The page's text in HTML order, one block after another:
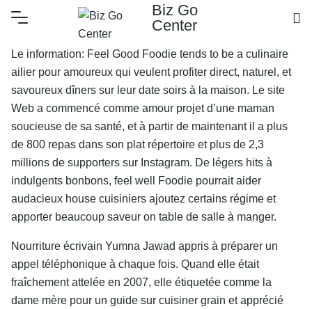
Biz Go
Center
Le information: Feel Good Foodie tends to be a culinaire
ailier pour amoureux qui veulent profiter direct, naturel, et
savoureux dîners sur leur date soirs à la maison. Le site
Web a commencé comme amour projet d’une maman
soucieuse de sa santé, et à partir de maintenant il a plus
de 800 repas dans son plat répertoire et plus de 2,3
millions de supporters sur Instagram. De légers hits à
indulgents bonbons, feel well Foodie pourrait aider
audacieux house cuisiniers ajoutez certains régime et
apporter beaucoup saveur on table de salle à manger.
Nourriture écrivain Yumna Jawad appris à préparer un
appel téléphonique à chaque fois. Quand elle était
fraîchement attelée en 2007, elle étiquetée comme la
dame mère pour un guide sur cuisiner grain et apprécié